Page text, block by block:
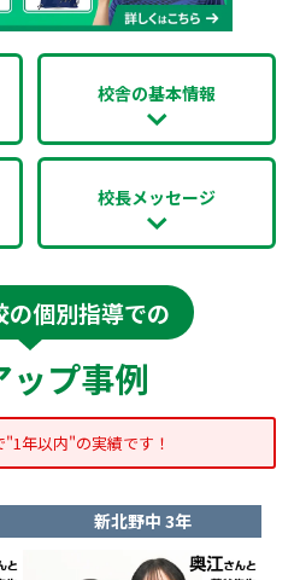
校舎の基本情報
校長メッセージ
の個別指導での
ップ事例
年以内"の実績です！
新北野中 3年